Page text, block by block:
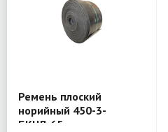
Ремень плоский
норийный 450-3-
БКНЛ-65